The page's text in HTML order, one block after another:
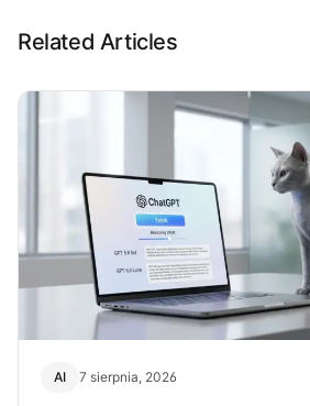
Related Articles
AI 7 sierpnia, 2026